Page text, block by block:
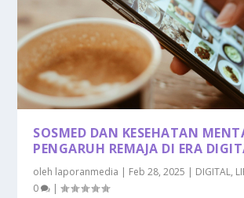
SOSMED DAN KESEHATAN
PENGARUH REMAJA DI ERA
oleh laporanmedia | Feb 28, 2025 | DIGITAL,
0
|